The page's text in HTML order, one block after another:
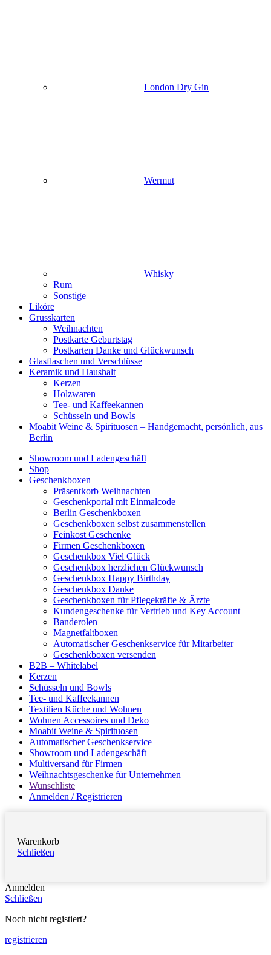
London Dry Gin
Wermut
Whisky
Rum
Sonstige
Liköre
Grusskarten
Weihnachten
Postkarte Geburtstag
Postkarten Danke und Glückwunsch
Glasflaschen und Verschlüsse
Keramik und Haushalt
Kerzen
Holzwaren
Tee- und Kaffeekannen
Schüsseln und Bowls
Moabit Weine & Spirituosen – Handgemacht, persönlich, aus
Berlin
Showroom und Ladengeschäft
Shop
Geschenkboxen
Präsentkorb Weihnachten
Geschenkportal mit Einmalcode
Berlin Geschenkboxen
Geschenkboxen selbst zusammenstellen
Feinkost Geschenke
Firmen Geschenkboxen
Geschenkbox Viel Glück
Geschenkbox herzlichen Glückwunsch
Geschenkbox Happy Birthday
Geschenkbox Danke
Geschenkboxen für Pflegekräfte & Ärzte
Kundengeschenke für Vertrieb und Key Account
Banderolen
Magnetfaltboxen
Automatischer Geschenkservice für Mitarbeiter
Geschenkboxen versenden
B2B – Whitelabel
Kerzen
Schüsseln und Bowls
Tee- und Kaffeekannen
Textilien Küche und Wohnen
Wohnen Accessoires und Deko
Moabit Weine & Spirituosen
Automatischer Geschenkservice
Showroom und Ladengeschäft
Multiversand für Firmen
Weihnachtsgeschenke für Unternehmen
Wunschliste
Anmelden / Registrieren
Warenkorb
Schließen
Anmelden
Schließen
Noch nicht registiert?
registrieren